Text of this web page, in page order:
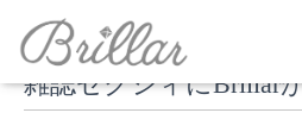
雑誌ゼクシィにBrillar